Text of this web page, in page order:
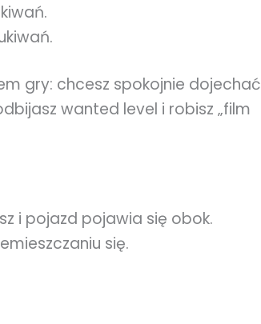
gry: chcesz spokojnie dojechać
wanted level i robisz „film
i pojazd pojawia się obok.
się.